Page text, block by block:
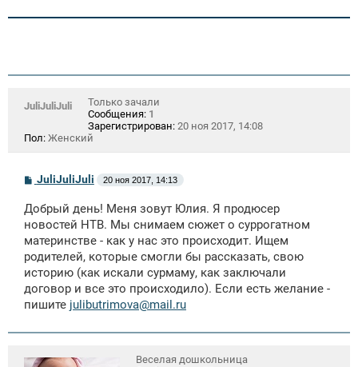
JuliJuliJuli
Только зачали
Сообщения: 1
Зарегистрирован: 20 ноя 2017, 14:08
Пол: Женский
б
щ
н
и
JuliJuliJuli 20 ноя 2017, 14:13
Добрый день! Меня зовут Юлия. Я продюсер
новостей НТВ. Мы снимаем сюжет о суррогатном
материнстве - как у нас это происходит. Ищем
родителей, которые смогли бы рассказать, свою
историю (как искали сурмаму, как заключали
договор и все это происходило). Если есть желание -
пишите julibutrimova@mail.ru
Веселая дошкольница